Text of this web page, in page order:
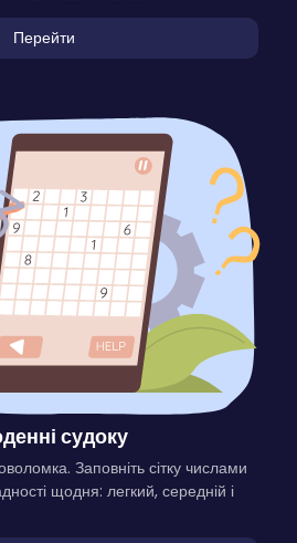
Перейти
судоку
Заповніть сітку числами
щодня: легкий, середній і